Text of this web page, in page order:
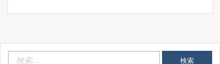
ー
ョ
ン